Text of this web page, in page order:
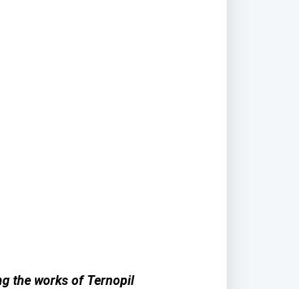
the works of Ternopil